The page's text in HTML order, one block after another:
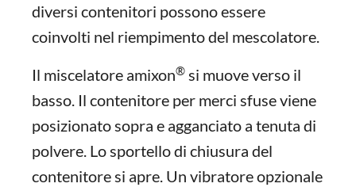
diversi contenitori possono essere
coinvolti nel riempimento del mescolatore.
Il miscelatore amixon® si muove verso il
basso. Il contenitore per merci sfuse viene
posizionato sopra e agganciato a tenuta di
polvere. Lo sportello di chiusura del
contenitore si apre. Un vibratore opzionale